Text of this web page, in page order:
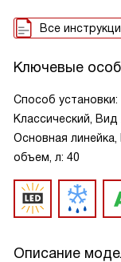
Все
Ключевые
Способ
Классический,
Основная
объем, л: 40
Описание